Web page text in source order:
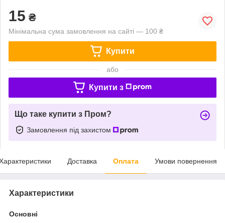
15 ₴
Мінімальна сума замовлення на сайті — 100 ₴
Купити
або
Купити з
Що таке купити з Пром?
Замовлення під захистом
Доставка Оплата Умови повернення
Характеристики
Основні